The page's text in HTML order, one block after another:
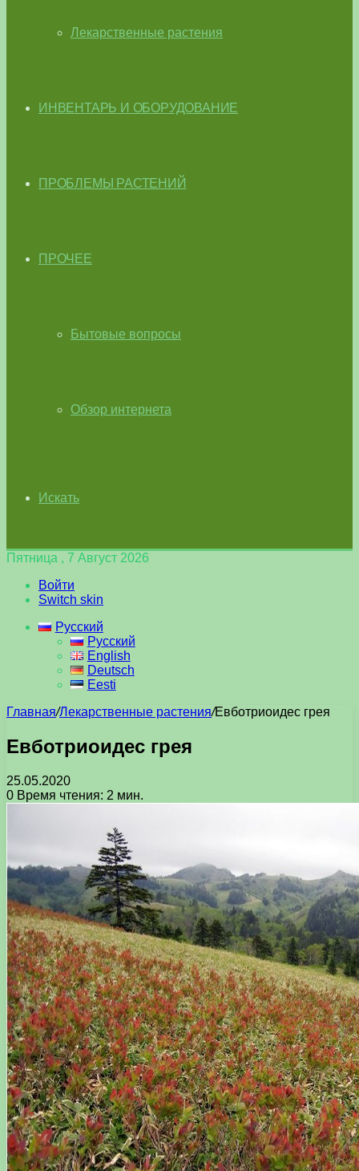
Лекарственные растения
ИНВЕНТАРЬ И ОБОРУДОВАНИЕ
ПРОБЛЕМЫ РАСТЕНИЙ
ПРОЧЕЕ
Бытовые вопросы
Обзор интернета
Искать
Пятница , 7 Август 2026
Войти
Switch skin
Русский
Русский
English
Deutsch
Eesti
Главная/Лекарственные растения/Евботриоидес грея
Евботриоидес грея
25.05.2020
0 Время чтения: 2 мин.